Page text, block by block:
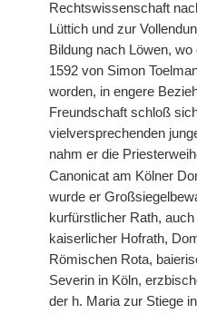
Rechtswissenschaft
Lüttich und zur
Bildung nach Löwen,
1592 von Simon
worden, in engere
Freundschaft schloß
vielversprechenden
nahm er die
Canonicat am Kölner
wurde er
kurfürstlicher Rath,
kaiserlicher Hofrath,
Römischen Rota,
Severin in Köln,
der h. Maria zur Stiege